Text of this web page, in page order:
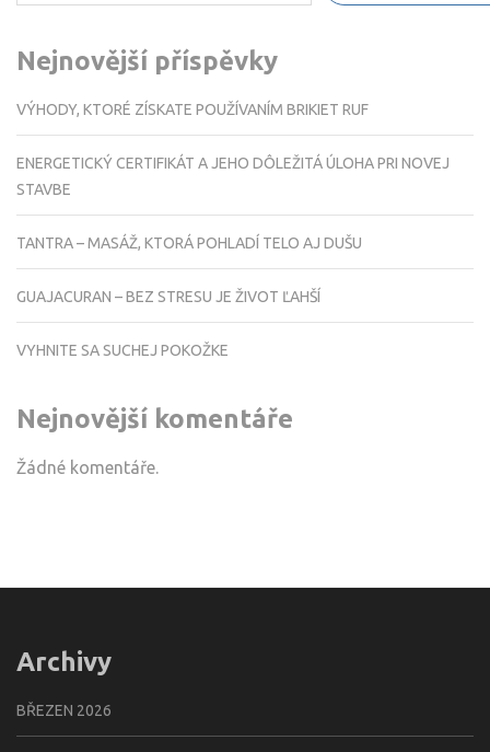
Nejnovější příspěvky
VÝHODY, KTORÉ ZÍSKATE POUŽÍVANÍM BRIKIET RUF
ENERGETICKÝ CERTIFIKÁT A JEHO DÔLEŽITÁ ÚLOHA PRI NOVEJ
STAVBE
TANTRA – MASÁŽ, KTORÁ POHLADÍ TELO AJ DUŠU
GUAJACURAN – BEZ STRESU JE ŽIVOT ĽAHŠÍ
VYHNITE SA SUCHEJ POKOŽKE
Nejnovější komentáře
Žádné komentáře.
Archivy
BŘEZEN 2026